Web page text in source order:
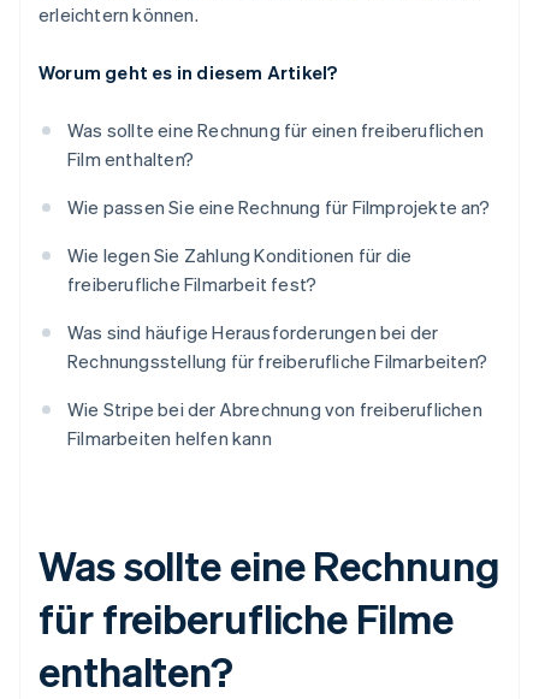
erleichtern können.
Worum geht es in diesem Artikel?
Was sollte eine Rechnung für einen freiberuflichen
Film enthalten?
Wie passen Sie eine Rechnung für Filmprojekte an?
Wie legen Sie Zahlung Konditionen für die
freiberufliche Filmarbeit fest?
Was sind häufige Herausforderungen bei der
Rechnungsstellung für freiberufliche Filmarbeiten?
Wie Stripe bei der Abrechnung von freiberuflichen
Filmarbeiten helfen kann
Was sollte eine Rechnung
für freiberufliche Filme
enthalten?